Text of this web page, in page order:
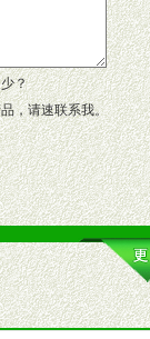
。
？
，请速联系我。